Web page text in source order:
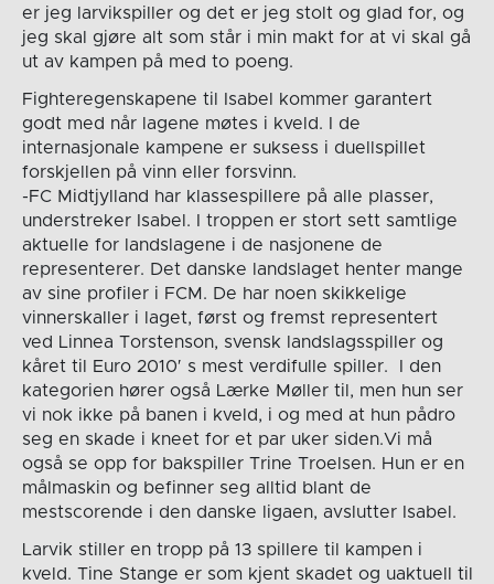
er jeg larvikspiller og det er jeg stolt og glad for, og
jeg skal gjøre alt som står i min makt for at vi skal gå
ut av kampen på med to poeng.
Fighteregenskapene til Isabel kommer garantert
godt med når lagene møtes i kveld. I de
internasjonale kampene er suksess i duellspillet
forskjellen på vinn eller forsvinn.
-FC Midtjylland har klassespillere på alle plasser,
understreker Isabel. I troppen er stort sett samtlige
aktuelle for landslagene i de nasjonene de
representerer. Det danske landslaget henter mange
av sine profiler i FCM. De har noen skikkelige
vinnerskaller i laget, først og fremst representert
ved Linnea Torstenson, svensk landslagsspiller og
kåret til Euro 2010′ s mest verdifulle spiller. I den
kategorien hører også Lærke Møller til, men hun ser
vi nok ikke på banen i kveld, i og med at hun pådro
seg en skade i kneet for et par uker siden.Vi må
også se opp for bakspiller Trine Troelsen. Hun er en
målmaskin og befinner seg alltid blant de
mestscorende i den danske ligaen, avslutter Isabel.
Larvik stiller en tropp på 13 spillere til kampen i
kveld. Tine Stange er som kjent skadet og uaktuell til